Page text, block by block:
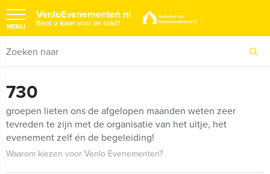
VenloEvenementen.nl
Bent u klaar voor de stad?
MENU
730
groepen lieten ons de afgelopen maanden weten zeer
tevreden te zijn met de organisatie van het uitje, het
evenement zelf én de begeleiding!
Waarom kiezen voor Venlo Evenementen?